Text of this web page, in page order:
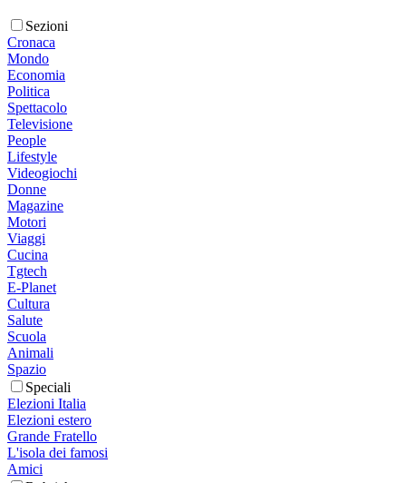
Sezioni
Cronaca
Mondo
Economia
Politica
Spettacolo
Televisione
People
Lifestyle
Videogiochi
Donne
Magazine
Motori
Viaggi
Cucina
Tgtech
E-Planet
Cultura
Salute
Scuola
Animali
Spazio
Speciali
Elezioni Italia
Elezioni estero
Grande Fratello
L'isola dei famosi
Amici